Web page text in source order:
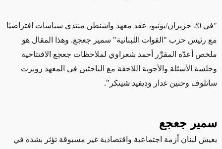
"في 20 حزيران/يونيو، عقد معهد واشنطن منتدى سياسات افتراضيًا
مع رئيس حزب "القوات اللبنانية" سمير جعجع. وهذا المقال هو
ملخص أعدّه المقرِّر أحمد شعراوي لملاحظات جعجع الافتتاحية
وجلسة الأسئلة والأجوبة اللاحقة مع الباحثين في المعهد روبرت
ساتلوف وحنين غدار وديفيد شينكر".
سمير جعجع
يعيش لبنان أزمة اجتماعية واقتصادية غير مسبوقة تؤثر بشدة في